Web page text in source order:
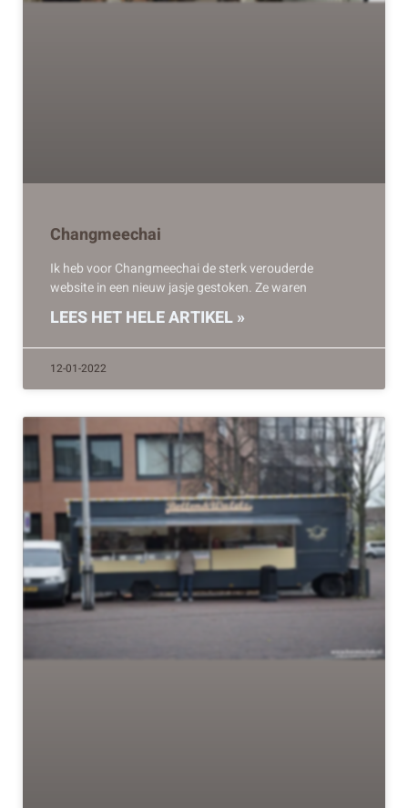
Changmeechai
Ik heb voor Changmeechai de sterk verouderde
website in een nieuw jasje gestoken. Ze waren
LEES HET HELE ARTIKEL »
12-01-2022